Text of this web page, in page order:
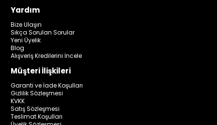
Yardım
Bize Ulaşın
Sıkça Sorulan Sorular
Yeni Üyelik
Blog
Alışveriş Kredilerini İncele
Müşteri İlişkileri
Garanti ve İade Koşulları
Gizlilik Sözleşmesi
KVKK
Satış Sözleşmesi
Teslimat Koşulları